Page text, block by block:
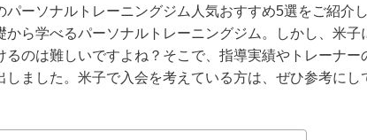
パーソナルトレーニングジム人気おすすめ5選をご紹介
から学べるパーソナルトレーニングジム。しかし、米子
るのは難しいですよね？そこで、指導実績やトレーナ
しました。米子で入会を考えている方は、ぜひ参考にし